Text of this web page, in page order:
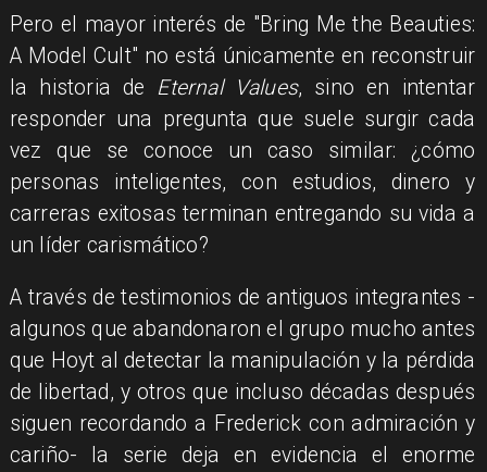
Pero el mayor interés de "Bring Me the Beauties:
A Model Cult" no está únicamente en reconstruir
la historia de Eternal Values, sino en intentar
responder una pregunta que suele surgir cada
vez que se conoce un caso similar: ¿cómo
personas inteligentes, con estudios, dinero y
carreras exitosas terminan entregando su vida a
un líder carismático?
A través de testimonios de antiguos integrantes -
algunos que abandonaron el grupo mucho antes
que Hoyt al detectar la manipulación y la pérdida
de libertad, y otros que incluso décadas después
siguen recordando a Frederick con admiración y
cariño- la serie deja en evidencia el enorme